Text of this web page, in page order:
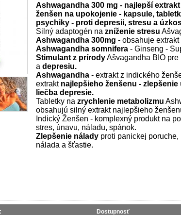
Ashwagandha 300 mg - najlepší
ženšen na upokojenie - kapsule,
psychiky - proti depresii, stresu a
Silný adaptogén na zníženie stresu
Ashwagandha 300mg - obsahuje
Ashwagandha somnifera - Ginseng -
Stimulant z prírodyAšvagandha BIO pre
a depresiu.
Ashwagandha - extrakt z indického
extrakt najlepšieho ženšenu -
liečba depresie.
Tabletky na zrychlenie metabolizmu
obsahujú silný extrakt najlepšieho
Indický Ženšen - komplexný produkt na
stres, únavu, náladu, spánok.
Zlepšenie nálady proti panickej
nálada a šťastie.
Dostupnosť